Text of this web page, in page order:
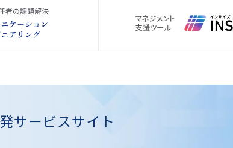
サービスサイト